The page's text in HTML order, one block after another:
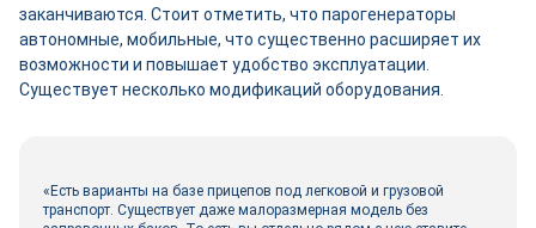
заканчиваются. Стоит отметить, что парогенераторы
автономные, мобильные, что существенно расширяет их
возможности и повышает удобство эксплуатации.
Существует несколько модификаций оборудования.
«Есть варианты на базе прицепов под легковой и грузовой
транспорт. Существует даже малоразмерная модель без